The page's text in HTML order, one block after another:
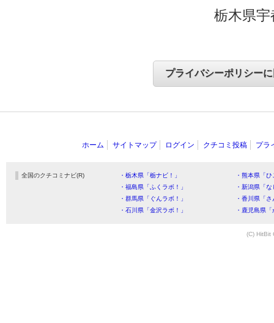
栃木県
ホーム サイトマップ ログイン クチコミ投稿 プラ
全国のクチコミナビ(R) ・栃木県「栃ナビ！」
・熊本県「
・福島県「ふくラボ！」
・新潟県「
・群馬県「ぐんラボ！」
・香川県「
・石川県「金沢ラボ！」
・鹿児島県
(C) HitBit